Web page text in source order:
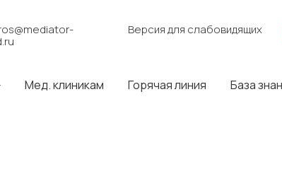
Версия для слабовидящих
Мед. клиникам Горячая линия База